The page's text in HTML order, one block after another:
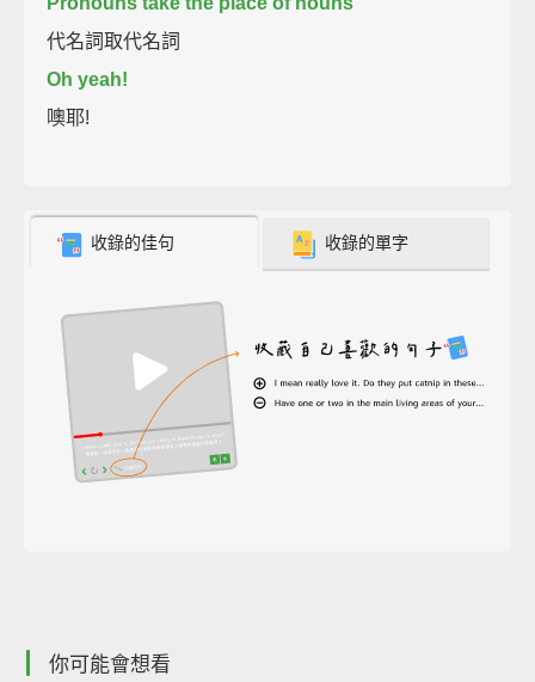
代名詞取代名詞
Oh yeah!
噢耶!
收錄的佳句 收錄的單字
你可能會想看